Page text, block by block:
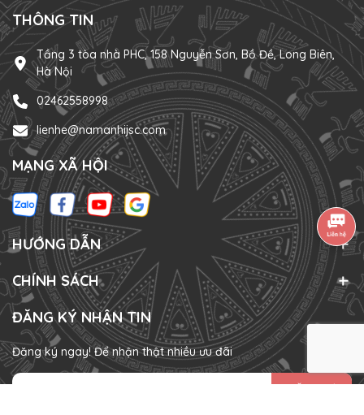
THÔNG TIN
Tầng 3 tòa nhà PHC, 158 Nguyễn Sơn, Bồ Đề, Long Biên,
Hà Nội
02462558998
lienhe@namanhijsc.com
MẠNG XÃ HỘI
HƯỚNG DẪN
CHÍNH SÁCH
ĐĂNG KÝ NHẬN TIN
Đăng ký ngay! Để nhận thật nhiều ưu đãi
ĐĂNG KÝ